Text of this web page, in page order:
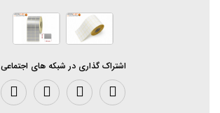
اشتراک گذاری در شبکه های اجتماعی